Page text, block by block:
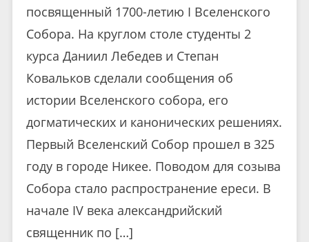
посвященный 1700-летию I Вселенского
Собора. На круглом столе студенты 2
курса Даниил Лебедев и Степан
Ковальков сделали сообщения об
истории Вселенского собора, его
догматических и канонических решениях.
Первый Вселенский Собор прошел в 325
году в городе Никее. Поводом для созыва
Собора стало распространение ереси. В
начале IV века александрийский
священник по […]